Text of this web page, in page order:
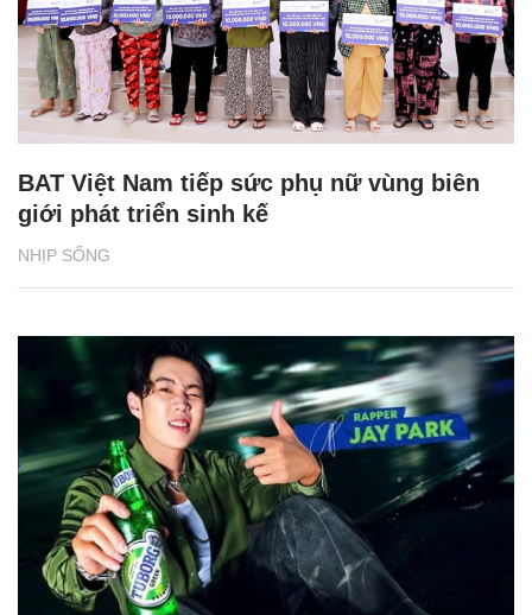
NHỊP SỐNG
BAT Việt Nam tiếp sức phụ nữ vùng biên
giới phát triển sinh kế